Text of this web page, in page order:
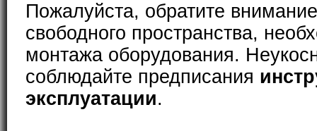
Пожалуйста, обратите
свободного пространства,
монтажа оборудования.
соблюдайте предписания
эксплуатации.